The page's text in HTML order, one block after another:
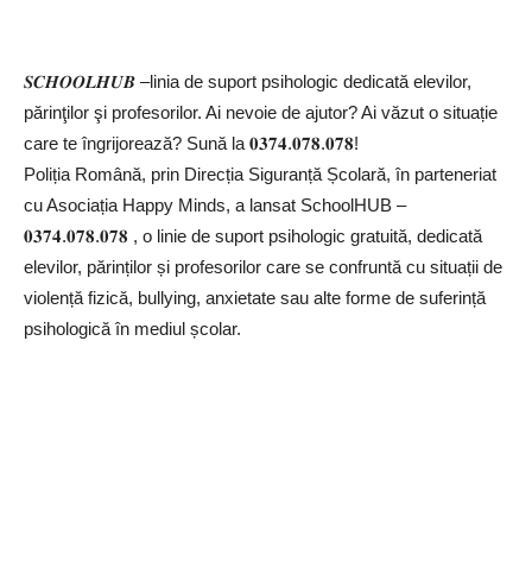
𝑺𝑪𝑯𝑶𝑶𝑳𝑯𝑼𝑩 –linia de suport psihologic dedicată elevilor,
părinţilor şi profesorilor. Ai nevoie de ajutor? Ai văzut o situație
care te îngrijorează? Sună la 𝟎𝟑𝟕𝟒.𝟎𝟕𝟖.𝟎𝟕𝟖!
Poliția Română, prin Direcția Siguranță Școlară, în parteneriat
cu Asociația Happy Minds, a lansat SchoolHUB –
𝟎𝟑𝟕𝟒.𝟎𝟕𝟖.𝟎𝟕𝟖 , o linie de suport psihologic gratuită, dedicată
elevilor, părinților și profesorilor care se confruntă cu situații de
violență fizică, bullying, anxietate sau alte forme de suferință
psihologică în mediul școlar.